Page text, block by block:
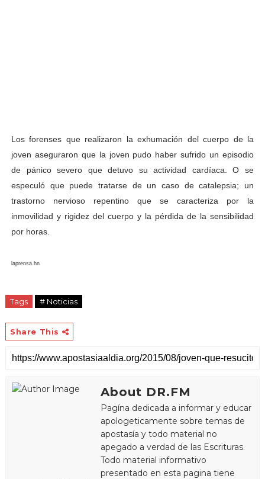
Los forenses que realizaron la exhumación del cuerpo de la
joven aseguraron que la joven pudo haber sufrido un episodio
de pánico severo que detuvo su actividad cardíaca. O se
especuló que puede tratarse de un caso de catalepsia; un
trastorno nervioso repentino que se caracteriza por la
inmovilidad y rigidez del cuerpo y la pérdida de la sensibilidad
por horas.
laprensa.hn
Tags # Noticias
Share This
About DR.FM
Pagína dedicada a informar y educar
apologeticamente sobre temas de
apostasía y todo material no
apegado a verdad de las Escrituras.
Todo material informativo
presentado en esta pagina tiene